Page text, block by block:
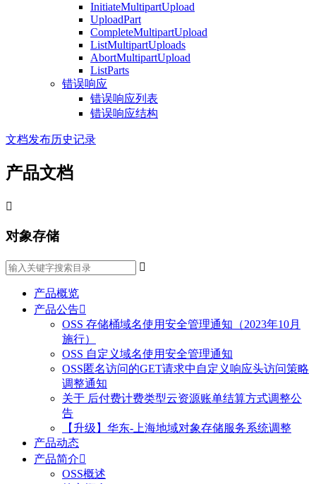
InitiateMultipartUpload
UploadPart
CompleteMultipartUpload
ListMultipartUploads
AbortMultipartUpload
ListParts
错误响应
错误响应列表
错误响应结构
文档发布历史记录
产品文档

对象存储

产品概览
产品公告
OSS 存储桶域名使用安全管理通知（2023年10月
施行）
OSS 自定义域名使用安全管理通知
OSS匿名访问的GET请求中自定义响应头访问策略
调整通知
关于 后付费计费类型云资源账单结算方式调整公
告
【升级】华东-上海地域对象存储服务系统调整
产品动态
产品简介
OSS概述